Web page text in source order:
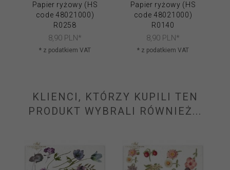
Papier ryżowy (HS
code 48021000)
R0258
8,90 PLN*
* z podatkiem VAT
Papier ryżowy (HS
code 48021000)
R0140
8,90 PLN*
* z podatkiem VAT
KLIENCI, KTÓRZY KUPILI TEN
PRODUKT WYBRALI RÓWNIEŻ...